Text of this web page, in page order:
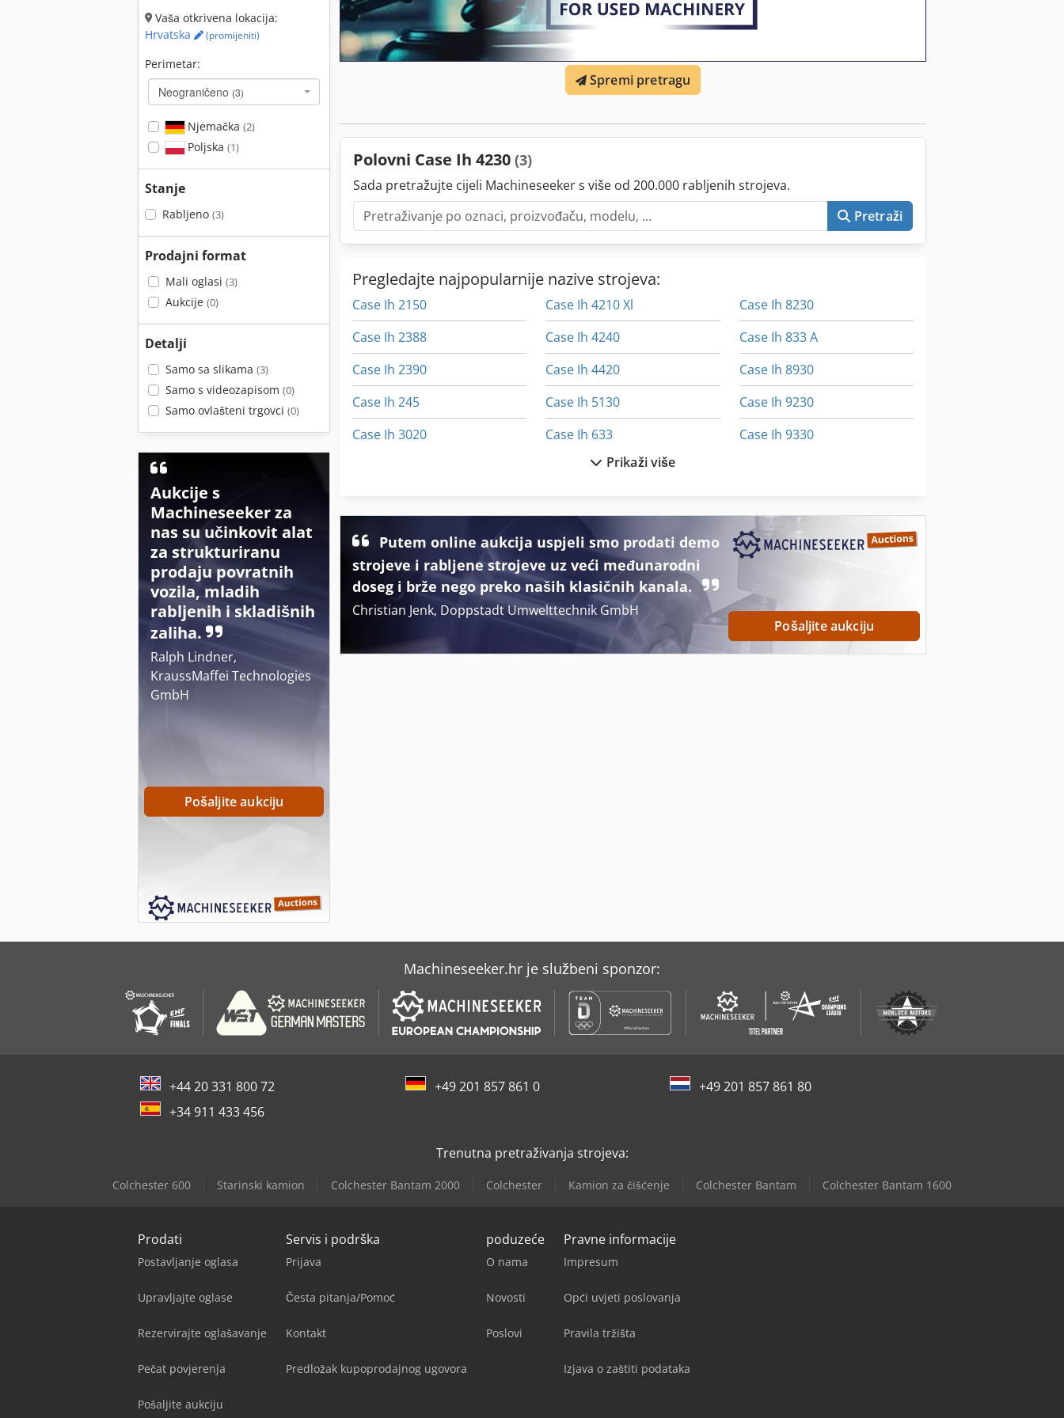
Vaša otkrivena lokacija:
Hrvatska
(promijeniti)
Perimetar:
Neograničeno (3)
Njemačka (2)
Poljska (1)
Stanje
Rabljeno (3)
Prodajni format
Mali oglasi (3)
Aukcije (0)
Detalji
Samo sa slikama (3)
Samo s videozapisom (0)
Samo ovlašteni trgovci (0)
Aukcije s
Machineseeker za
nas su učinkovit alat
za strukturiranu
prodaju povratnih
vozila, mladih
rabljenih i skladišnih
zaliha.
Ralph Lindner,
KraussMaffei Technologies
GmbH
Pošaljite aukciju
Spremi pretragu
Polovni Case Ih 4230 (3)
Sada pretražujte cijeli Machineseeker s više od 200.000 rabljenih strojeva.
Pretraži
Pregledajte najpopularnije nazive strojeva:
Case Ih 2150
Case Ih 2388
Case Ih 2390
Case Ih 245
Case Ih 3020
Case Ih 340
Case Ih 3594
Case Ih 4210 Xl
Case Ih 4240
Case Ih 4420
Case Ih 5130
Case Ih 633
Case Ih 7130
Case Ih 733 A
Case Ih 8010
Case Ih 8230
Case Ih 833 A
Case Ih 8930
Case Ih 9230
Case Ih 9330
Prikaži više
Putem online aukcija uspjeli smo prodati demo
strojeve i rabljene strojeve uz veći međunarodni
doseg i brže nego preko naših klasičnih kanala.
Christian Jenk, Doppstadt Umwelttechnik GmbH
Pošaljite aukciju
Machineseeker.hr je službeni sponzor:
+44 20 331 800 72 +49 201 857 861 0
+49 201 857 861 80
+34 911 433 456
Trenutna pretraživanja strojeva:
Colchester 600 Starinski kamion Colchester Bantam 2000 Colchester Kamion za čišćenje Colchester Bantam Colchester Bantam 1600
Prodati
Postavljanje oglasa
Upravljajte oglase
Rezervirajte oglašavanje
Pečat povjerenja
Pošaljite aukciju
Servis i podrška
Prijava
Česta pitanja/Pomoć
Kontakt
Predložak kupoprodajnog ugovora
poduzeće
O nama
Novosti
Poslovi
Pravne informacije
Impresum
Opći uvjeti poslovanja
Pravila tržišta
Izjava o zaštiti podataka